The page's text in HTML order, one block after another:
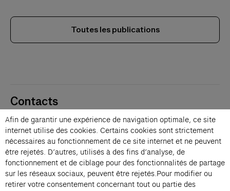
Toutes les publications
Contacts
Membres
Presse
Privatisations
Changer de langue 
Inscription à la newsletter
Afin de garantir une expérience de navigation optimale, ce site
internet utilise des cookies. Certains cookies sont strictement
nécessaires au fonctionnement de ce site internet et ne peuvent
être rejetés. D’autres, utilisés à des fins d’analyse, de
fonctionnement et de ciblage pour des fonctionnalités de partage
sur les réseaux sociaux, peuvent être rejetés.Pour modifier ou
retirer votre consentement concernant tout ou partie des